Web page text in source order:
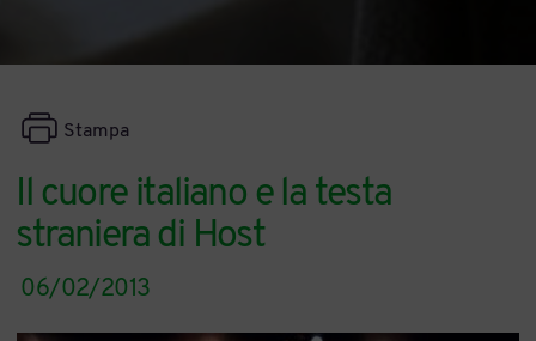
Il cuore italiano e la testa
straniera di Host
Stampa
06/02/2013